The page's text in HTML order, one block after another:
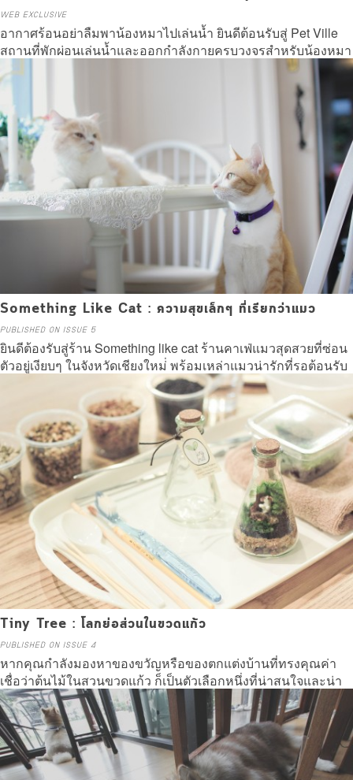
WEB EXCLUSIVE
อากาศร้อนอย่าลืมพาน้องหมาไปเล่นน้ำ ยินดีต้อนรับสู่ Pet Ville
สถานที่พักผ่อนเล่นน้ำและออกกำลังกายครบวงจรสำหรับน้องหมา
แห่งแรกในไทย
Something Like Cat : ความสุขเล็กๆ ที่เรียกว่าแมว
PUBLISHED ON ISSUE 5
ยินดีต้องรับสู่ร้าน Something like cat ร้านคาเฟ่แมวสุดสวยที่ซ่อน
ตัวอยู่เงียบๆ ในจังหวัดเชียงใหม่่ พร้อมเหล่าแมวน่ารักที่รอต้อนรับ
Read more
Tiny Tree : โลกย่อส่วนในขวดแก้ว
PUBLISHED ON ISSUE 4
หากคุณกำลังมองหาของขวัญหรือของตกแต่งบ้านที่ทรงคุณค่า
เชื่อว่าต้นไม้ในสวนขวดแก้ว ก็เป็นตัวเลือกหนึ่งที่น่าสนใจและน่า
ลองศึกษาดูไม่ใช่น้อย
Read more